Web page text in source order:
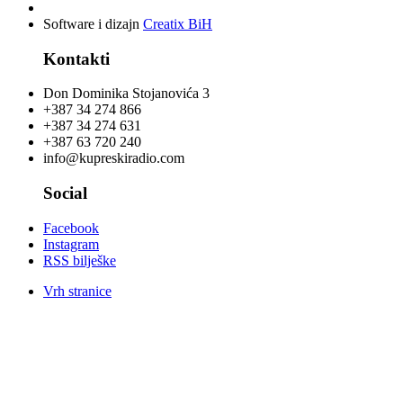
Software i dizajn Creatix BiH
Kontakti
Don Dominika Stojanovića 3
+387 34 274 866
+387 34 274 631
+387 63 720 240
info@kupreskiradio.com
Social
Facebook
Instagram
RSS bilješke
Vrh stranice